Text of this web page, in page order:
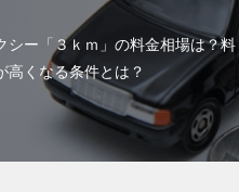
シー「３ｋｍ」の料金相場は？料
高くなる条件とは？